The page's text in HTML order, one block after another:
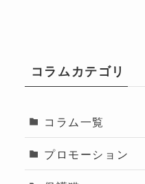
コラムカテゴリ
コラム一覧
プロモーション